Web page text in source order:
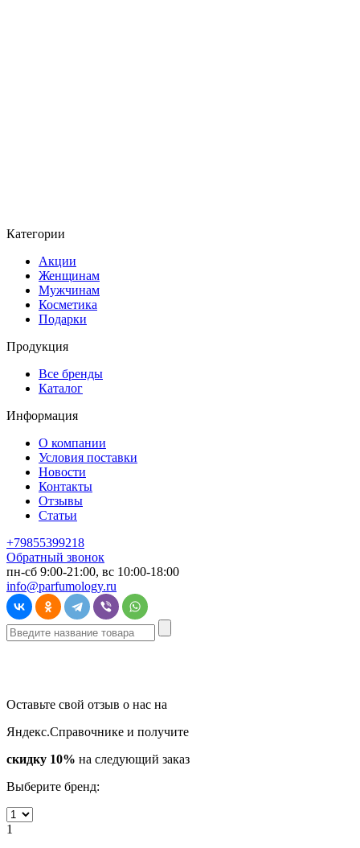
Категории
Акции
Женщинам
Мужчинам
Косметика
Подарки
Продукция
Все бренды
Каталог
Информация
О компании
Условия поставки
Новости
Контакты
Отзывы
Статьи
+79855399218
Обратный звонок
пн-сб 9:00-21:00, вс 10:00-18:00
info@parfumology.ru
Оставьте свой отзыв о нас на
Яндекс.Справочнике и получите
скидку 10% на следующий заказ
Выберите бренд:
1